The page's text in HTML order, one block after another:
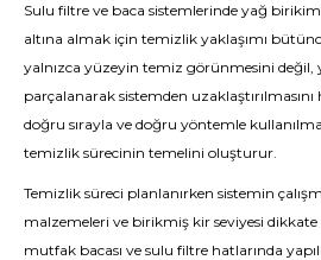
Sulu filtre ve baca sistemlerinde yağ
altına almak için temizlik yaklaşımı
yalnızca yüzeyin temiz görünmesini değil,
parçalanarak sistemden
doğru sırayla ve doğru yöntemle
temizlik sürecinin temelini oluşturur.
Temizlik süreci planlanırken sistemin
malzemeleri ve birikmiş kir seviyesi dikkate
mutfak bacası ve sulu filtre hatlarında